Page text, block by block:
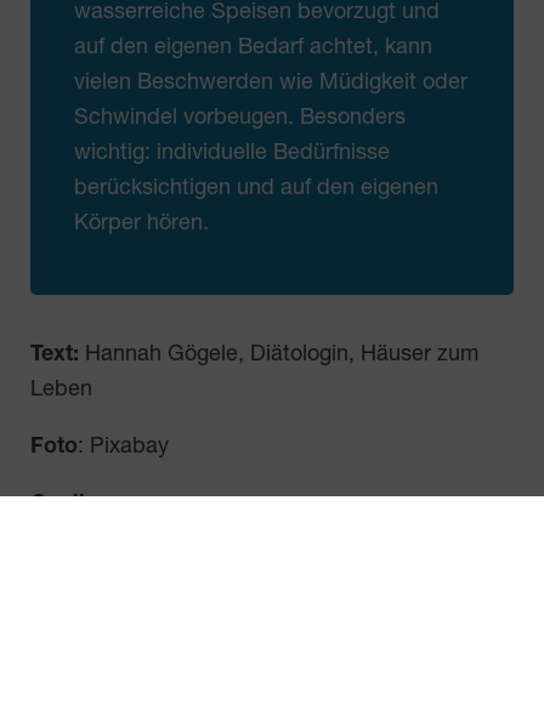
wasserreiche Speisen bevorzugt und
auf den eigenen Bedarf achtet, kann
vielen Beschwerden wie Müdigkeit oder
Schwindel vorbeugen. Besonders
wichtig: individuelle Bedürfnisse
berücksichtigen und auf den eigenen
Körper hören.
Text: Hannah Gögele, Diätologin, Häuser zum
Leben
Foto: Pixabay